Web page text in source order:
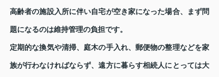
高齢者の施設入所に伴い自宅が空き家になった場合、まず問
題になるのは維持管理の負担です。
定期的な換気や清掃、庭木の手入れ、郵便物の整理などを家
族が行わなければならず、遠方に暮らす相続人にとっては大